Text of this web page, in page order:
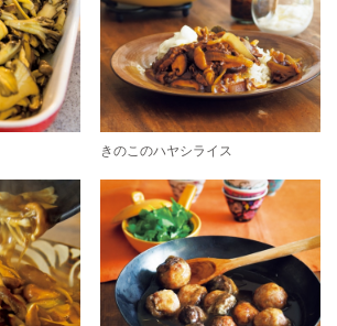
きのこのハヤシライス